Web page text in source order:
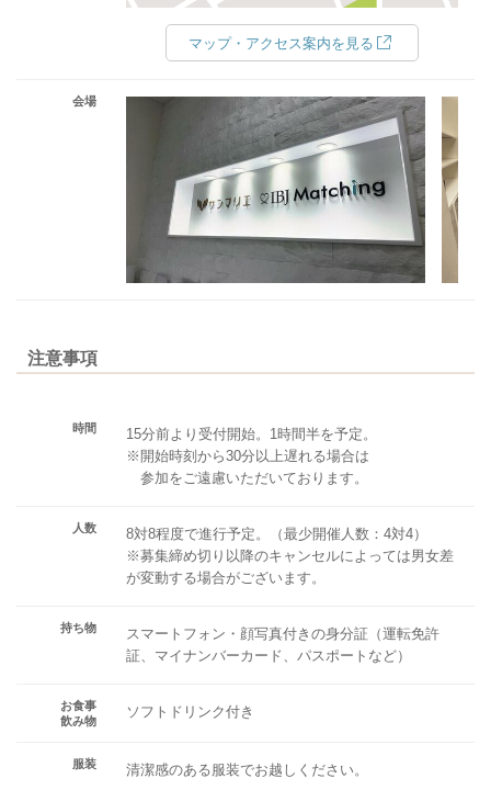
マップ・アクセス案内を見る
会場
注意事項
時間
15分前より受付開始。1時間半を予定。
※開始時刻から30分以上遅れる場合は
参加をご遠慮いただいております。
人数
8対8程度で進行予定。（最少開催人数：4対4）
※募集締め切り以降のキャンセルによっては男女差
が変動する場合がございます。
持ち物
スマートフォン・顔写真付きの身分証（運転免許
証、マイナンバーカード、パスポートなど）
お食事
飲み物
ソフトドリンク付き
服装 清潔感のある服装でお越しください。